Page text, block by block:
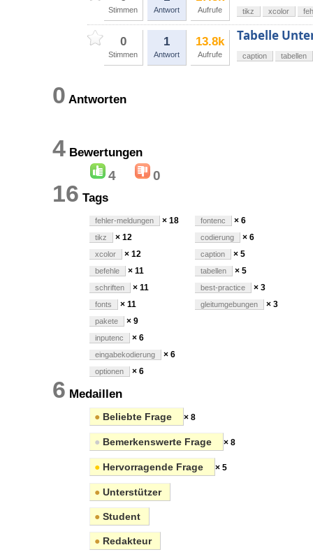
Stimmen Antwort Aufrufe tikz xcolor
0
Stimmen
1
Antwort
13.8k
Aufrufe
Tabelle
caption tabellen
0 Antworten
4 Bewertungen
4 0
16 Tags
fehler-meldungen × 18
tikz × 12
xcolor × 12
befehle × 11
schriften × 11
fonts × 11
pakete × 9
inputenc × 6
eingabekodierung × 6
optionen × 6
fontenc × 6
codierung × 6
caption × 5
tabellen × 5
best-practice × 3
gleitumgebungen × 3
6 Medaillen
● Beliebte Frage × 8
● Bemerkenswerte Frage × 8
● Hervorragende Frage × 5
● Unterstützer
● Student
● Redakteur